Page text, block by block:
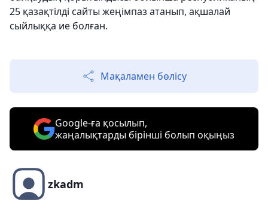
25 қазақтілді сайты жеңімпаз атанып, ақшалай
сыйлыққа ие болған.
Мақаламен бөлісу
Google-ға қосылып,
жаңалықтарды бірінші болып оқыңыз
zkadm